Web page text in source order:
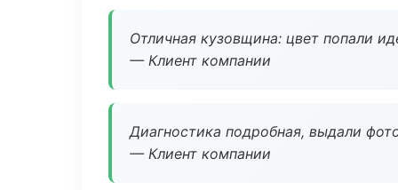
Отличная кузовщина: цвет попали
— Клиент компании
Диагностика подробная, выдали
— Клиент компании